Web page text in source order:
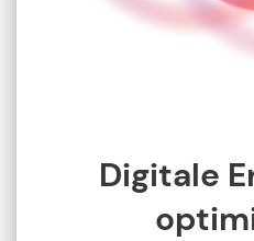
Digitale